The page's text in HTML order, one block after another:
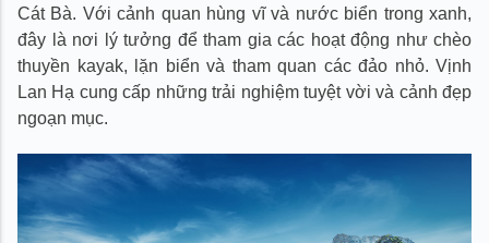
Cát Bà. Với cảnh quan hùng vĩ và nước biển trong xanh,
đây là nơi lý tưởng để tham gia các hoạt động như chèo
thuyền kayak, lặn biển và tham quan các đảo nhỏ. Vịnh
Lan Hạ cung cấp những trải nghiệm tuyệt vời và cảnh đẹp
ngoạn mục.